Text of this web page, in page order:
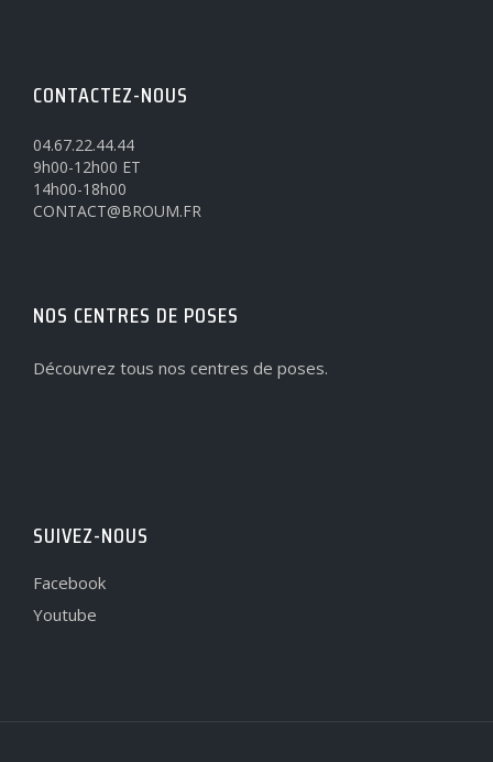
CONTACTEZ-NOUS
04.67.22.44.44
9h00-12h00 ET
14h00-18h00
CONTACT@BROUM.FR
NOS CENTRES DE POSES
Découvrez tous nos centres de poses.
SUIVEZ-NOUS
Facebook
Youtube